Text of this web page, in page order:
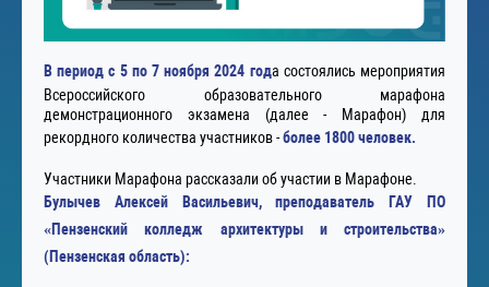
В период с 5 по 7 ноября 2024 года состоялись мероприятия
Всероссийского образовательного марафона
демонстрационного экзамена (далее - Марафон) для
рекордного количества участников -более 1800 человек.
Участники Марафона рассказали об участии в Марафоне.
Булычев Алексей Васильевич, преподаватель ГАУ ПО
«Пензенский колледж архитектуры и строительства»
(Пензенская область):